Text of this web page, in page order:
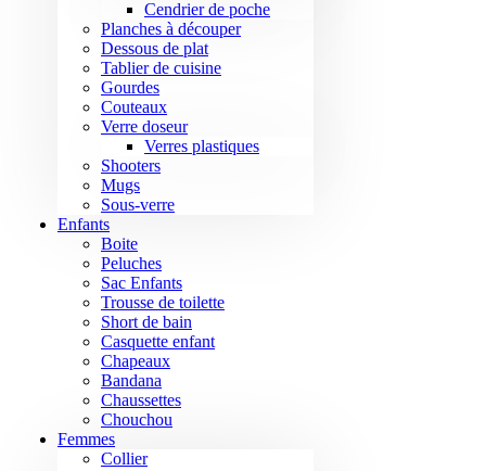
Cendrier de poche
Planches à découper
Dessous de plat
Tablier de cuisine
Gourdes
Couteaux
Verre doseur
Verres plastiques
Shooters
Mugs
Sous-verre
Enfants
Boite
Peluches
Sac Enfants
Trousse de toilette
Short de bain
Casquette enfant
Chapeaux
Bandana
Chaussettes
Chouchou
Femmes
Collier